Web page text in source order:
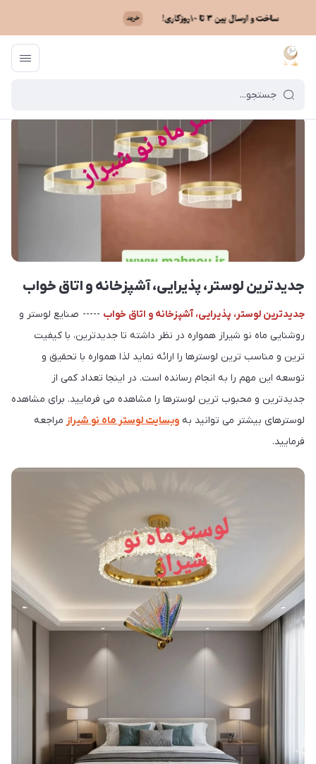
ماه نو / بایگانی نوشته‌ها
جدیدترین لوستر، پذیرایی، آشپزخانه و اتاق خواب
جدیدترین لوستر، پذیرایی، آشپزخانه و اتاق خواب ----- صنایع لوستر و
روشنایی ماه نو شیراز همواره در نظر داشته تا جدیدترین، با کیفیت
ترین و مناسب ترین لوسترها را ارائه نماید لذا همواره با تحقیق و
توسعه این مهم را به انجام رسانده است. در اینجا تعداد کمی از
جدیدترین و محبوب ترین لوسترها را مشاهده می فرمایید. برای مشاهده
لوسترهای بیشتر می توانید به وبسایت لوستر ماه نو شیراز مراجعه
فرمایید.